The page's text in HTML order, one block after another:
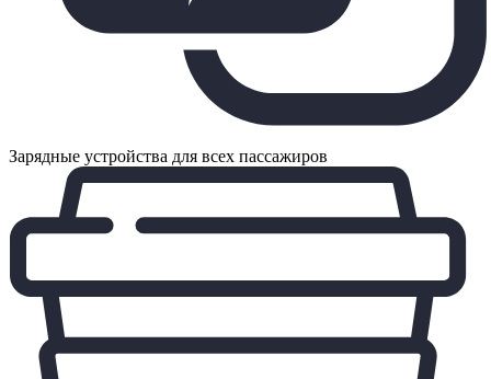
Зарядные устройства для всех пассажиров